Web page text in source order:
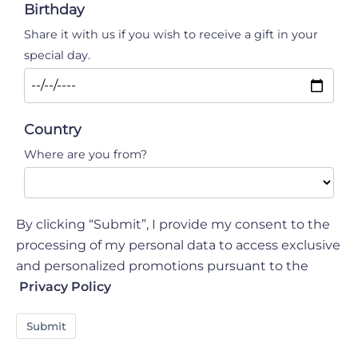
Birthday
Share it with us if you wish to receive a gift in your
special day.
Country
Where are you from?
By clicking “Submit”, I provide my consent to the
processing of my personal data to access exclusive
and personalized promotions pursuant to the
Privacy Policy
Submit